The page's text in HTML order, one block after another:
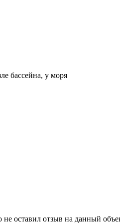
бассейна, у моря
оставил отзыв на данный